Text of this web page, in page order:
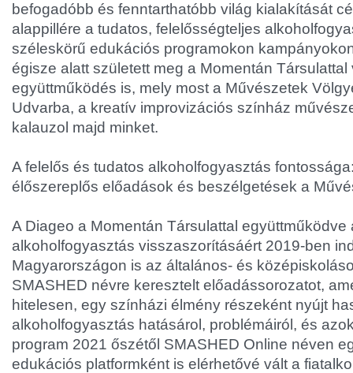
befogadóbb és fenntarthatóbb világ kialakítását
alappillére a tudatos, felelősségteljes
széleskörű edukációs programokon
égisze alatt született meg a Momentán Társulattal
együttműködés is, mely most a Művészetek
Udvarba, a kreatív improvizációs színház
kalauzol majd minket.
A felelős és tudatos alkoholfogyasztás
élőszereplős előadások és beszélgetések a
A Diageo a Momentán Társulattal együttműködve
alkoholfogyasztás visszaszorításáért 2019-ben
Magyarországon is az általános- és
SMASHED névre keresztelt előadássorozatot,
hitelesen, egy színházi élmény részeként nyújt
alkoholfogyasztás hatásárol, problémáiról, és
program 2021 őszétől SMASHED Online néven
edukációs platformként is elérhetővé vált a